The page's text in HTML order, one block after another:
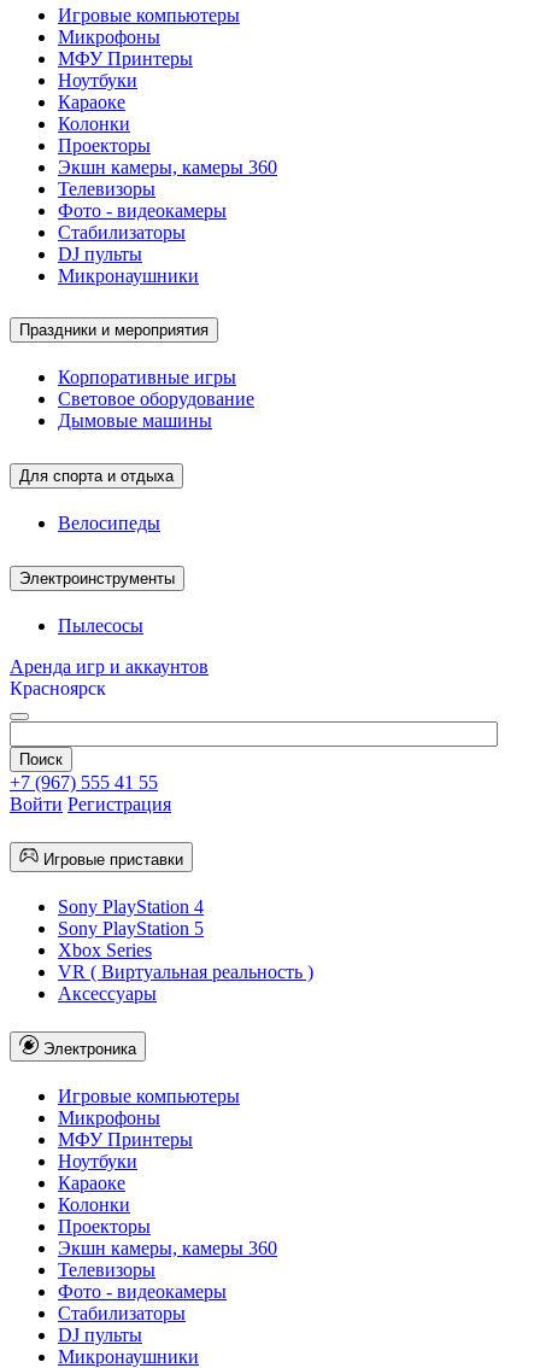
Игровые компьютеры
Микрофоны
МФУ Принтеры
Ноутбуки
Караоке
Колонки
Проекторы
Экшн камеры, камеры 360
Телевизоры
Фото - видеокамеры
Стабилизаторы
DJ пульты
Микронаушники
Праздники и мероприятия
Корпоративные игры
Световое оборудование
Дымовые машины
Для спорта и отдыха
Велосипеды
Электроинструменты
Пылесосы
Аренда игр и аккаунтов
Красноярск
+7 (967) 555 41 55
Войти Регистрация
Игровые приставки
Sony PlayStation 4
Sony PlayStation 5
Xbox Series
VR ( Виртуальная реальность )
Аксессуары
Электроника
Игровые компьютеры
Микрофоны
МФУ Принтеры
Ноутбуки
Караоке
Колонки
Проекторы
Экшн камеры, камеры 360
Телевизоры
Фото - видеокамеры
Стабилизаторы
DJ пульты
Микронаушники